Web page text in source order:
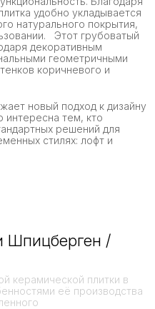
удобно укладывается
натурального покрытия,
Этот грубоватый
декоративным
геометричными
коричневого и
новый подход к дизайну
интересна тем, кто
решений для
стилях: лофт и
Шпицберген /
керамической плитки в
её производства